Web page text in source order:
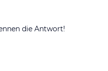
die Antwort!